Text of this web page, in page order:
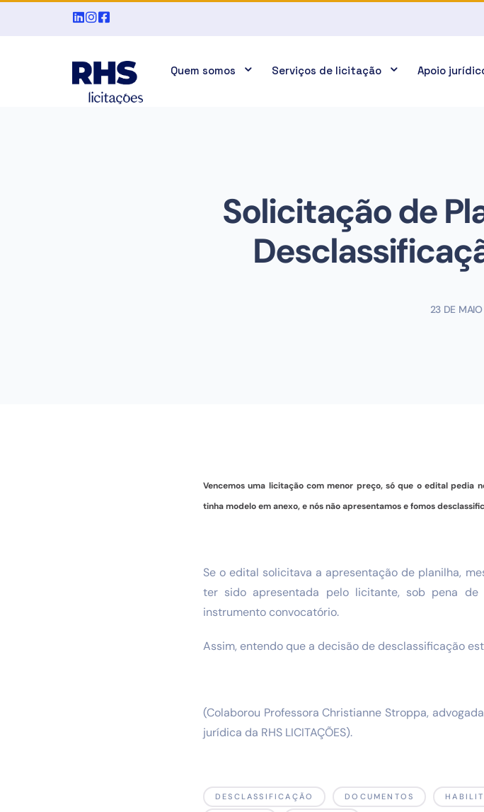
Quem somos Serviços de licitação Apoio
Solicitação de
23 DE
Vencemos uma licitação com menor preço, só que o edital pedia
tinha modelo em anexo, e nós não apresentamos e fomos
Se o edital solicitava a apresentação de planilha,
ter sido apresentada pelo licitante, sob pena
instrumento convocatório.
Assim, entendo que a decisão de desclassificação
(Colaborou Professora Christianne Stroppa,
jurídica da RHS LICITAÇÕES).
DESCLASSIFICAÇÃO DOCUMENTOS